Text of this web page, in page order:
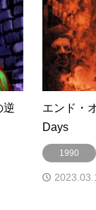
逆
エンド・
Days
1990